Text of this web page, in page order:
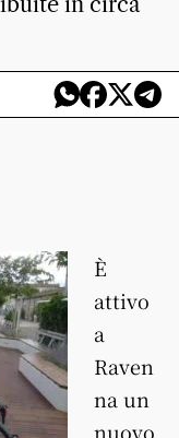
È
attivo
a
Raven
na un
nuovo